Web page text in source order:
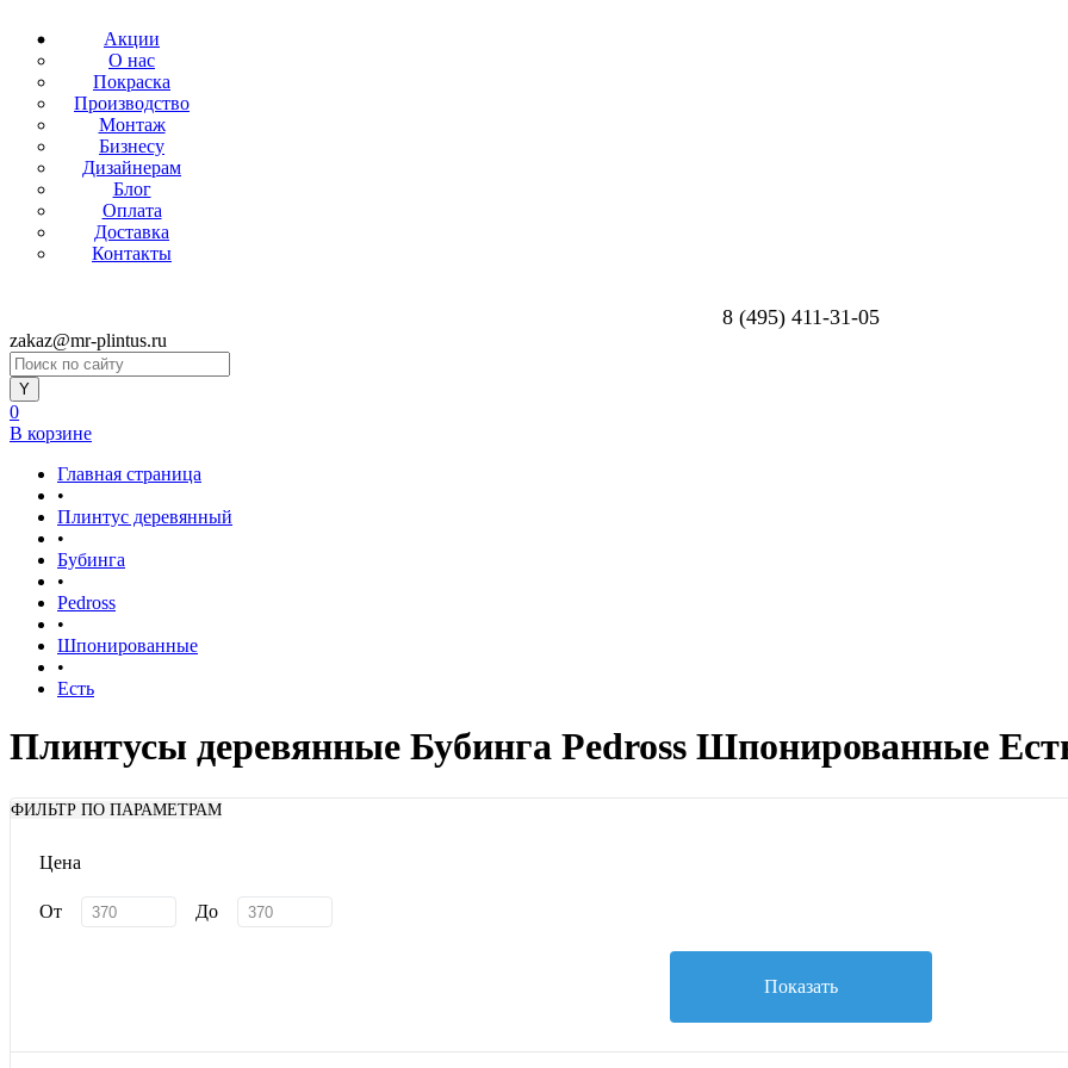
Акции
О нас
Покраска
Производство
Монтаж
Бизнесу
Дизайнерам
Блог
Оплата
Доставка
Контакты
8 (495) 411-31-05
zakaz@mr-plintus.ru
0
В корзине
Главная страница
•
Плинтус деревянный
•
Бубинга
•
Pedross
•
Шпонированные
•
Есть
Плинтусы деревянные Бубинга Pedross Шпонированные
ФИЛЬТР ПО ПАРАМЕТРАМ
Цена
От До
Показать